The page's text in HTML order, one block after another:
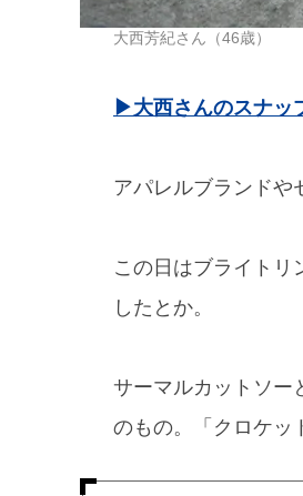
大西芳紀さん（46歳）
▶︎大西さんのスナッ
アパレルブランドや
この日はブライトリ
したとか。
サーマルカットソー
のもの。「クロケッ